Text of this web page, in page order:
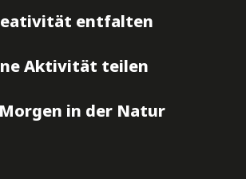
entfalten
Aktivität teilen
in der Natur